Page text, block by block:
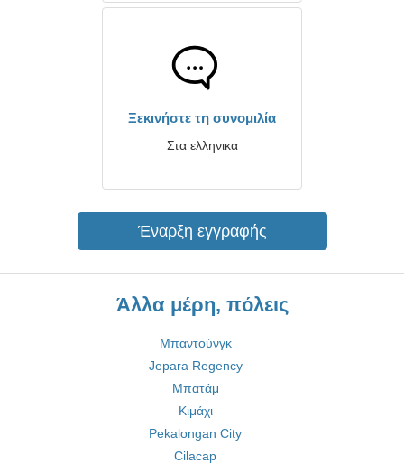
Ξεκινήστε τη συνομιλία
Στα ελληνικα
Έναρξη εγγραφής
Άλλα μέρη, πόλεις
Μπαντούνγκ
Jepara Regency
Μπατάμ
Κιμάχι
Pekalongan City
Cilacap